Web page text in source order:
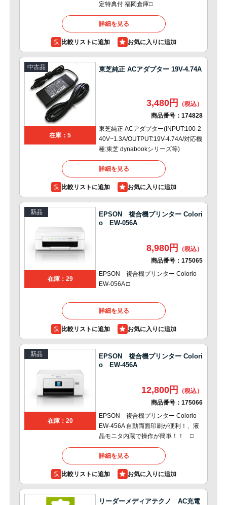
定特典付 福岡倉庫□
詳細を見る
比較リストに追加
中古品
在庫：5
東芝純正 ACアダプター 19V-4.74A
3,480円
商品番号： 174828
東芝純正 ACアダプター(INPUT:100-2
40V~1.3A/OUTPUT:19V-4.74A/対応機
種:東芝 dynabookシリーズ等)
詳細を見る
比較リストに追加
新品
在庫：29
EPSON 複合機プリンター Colori
o EW-056A
8,980円
商品番号： 175065
EPSON 複合機プリンター Colorio
EW-056A □
詳細を見る
比較リストに追加
新品
在庫：20
EPSON 複合機プリンター Colori
o EW-456A
12,800円
商品番号： 175066
EPSON 複合機プリンター Colorio
EW-456A 自動両面印刷が便利！、液
晶モニタ内蔵で操作が簡単！！ □
詳細を見る
比較リストに追加
リーダーメディアテクノ AC充電